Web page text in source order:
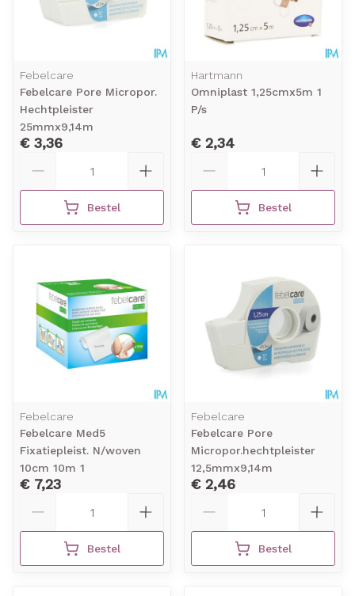
Febelcare
Febelcare Pore Micropor.
Hechtpleister
25mmx9,14m
€ 3,36
Bestel
Hartmann
Omniplast 1,25cmx5m 1
P/s
€ 2,34
Bestel
Febelcare
Febelcare Med5
Fixatiepleist. N/woven
10cm 10m 1
€ 7,23
Bestel
Febelcare
Febelcare Pore
Micropor.hechtpleister
12,5mmx9,14m
€ 2,46
Bestel